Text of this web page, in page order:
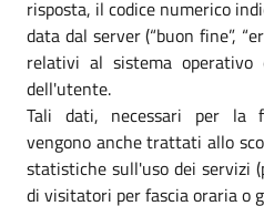
risposta, il codice numerico
data dal server (“buon fine”,
relativi al sistema operativo
dell'utente.
Tali dati, necessari per la
vengono anche trattati allo
statistiche sull'uso dei servizi
di visitatori per fascia oraria o